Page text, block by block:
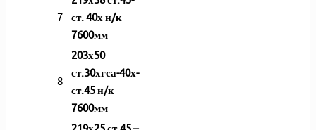
7
ст. 40х н/к
7600мм
8
203х50
ст.30хгса-40х-
ст.45 н/к
7600мм